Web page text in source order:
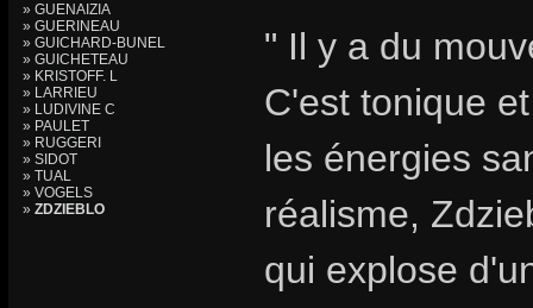
» GUENAIZIA
» GUERINEAU
» GUICHARD-BUNEL
» GUICHETEAU
» KRISTOFF. L
» LARRIEU
» LUDIVINE C
» PAULET
» RUGGERI
» SIDOT
» TUAL
» VOGELS
» ZDZIEBLO
" Il y a du
C'est tonique
les énergies
réalisme,
qui explose